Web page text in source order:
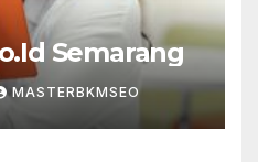
Semarang
MASTERBKMSEO